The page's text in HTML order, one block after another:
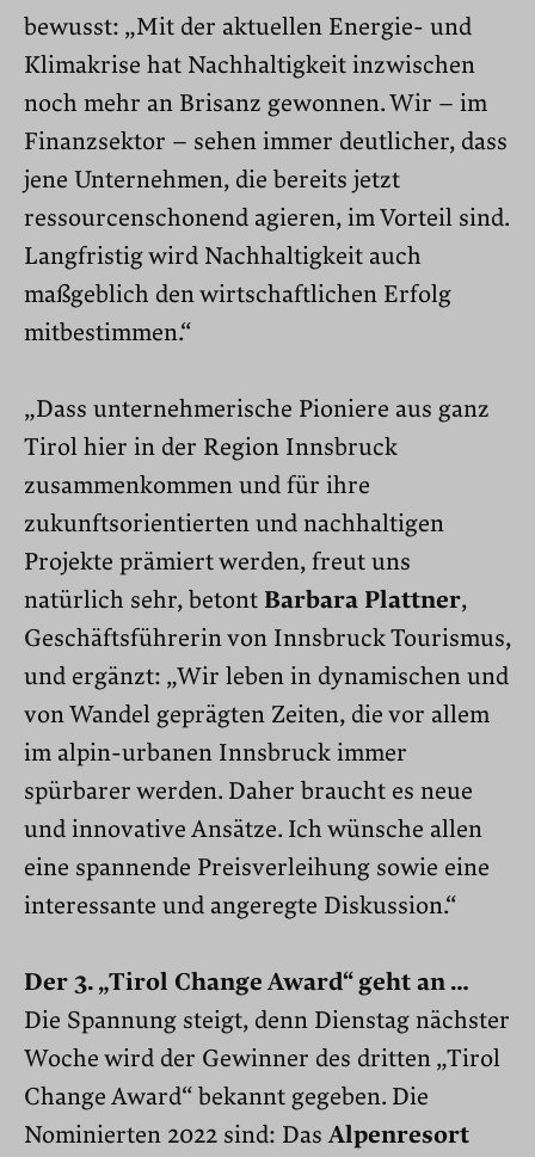
bewusst: „Mit der aktuellen Energie- und
Klimakrise hat Nachhaltigkeit inzwischen
noch mehr an Brisanz gewonnen. Wir – im
Finanzsektor – sehen immer deutlicher, dass
jene Unternehmen, die bereits jetzt
ressourcenschonend agieren, im Vorteil sind.
Langfristig wird Nachhaltigkeit auch
maßgeblich den wirtschaftlichen Erfolg
mitbestimmen.“
„Dass unternehmerische Pioniere aus ganz
Tirol hier in der Region Innsbruck
zusammenkommen und für ihre
zukunftsorientierten und nachhaltigen
Projekte prämiert werden, freut uns
natürlich sehr, betont Barbara Plattner,
Geschäftsführerin von Innsbruck Tourismus,
und ergänzt: „Wir leben in dynamischen und
von Wandel geprägten Zeiten, die vor allem
im alpin-urbanen Innsbruck immer
spürbarer werden. Daher braucht es neue
und innovative Ansätze. Ich wünsche allen
eine spannende Preisverleihung sowie eine
interessante und angeregte Diskussion.“
Der 3. „Tirol Change Award“ geht an …
Die Spannung steigt, denn Dienstag nächster
Woche wird der Gewinner des dritten „Tirol
Change Award“ bekannt gegeben. Die
Nominierten 2022 sind: DasAlpenresort